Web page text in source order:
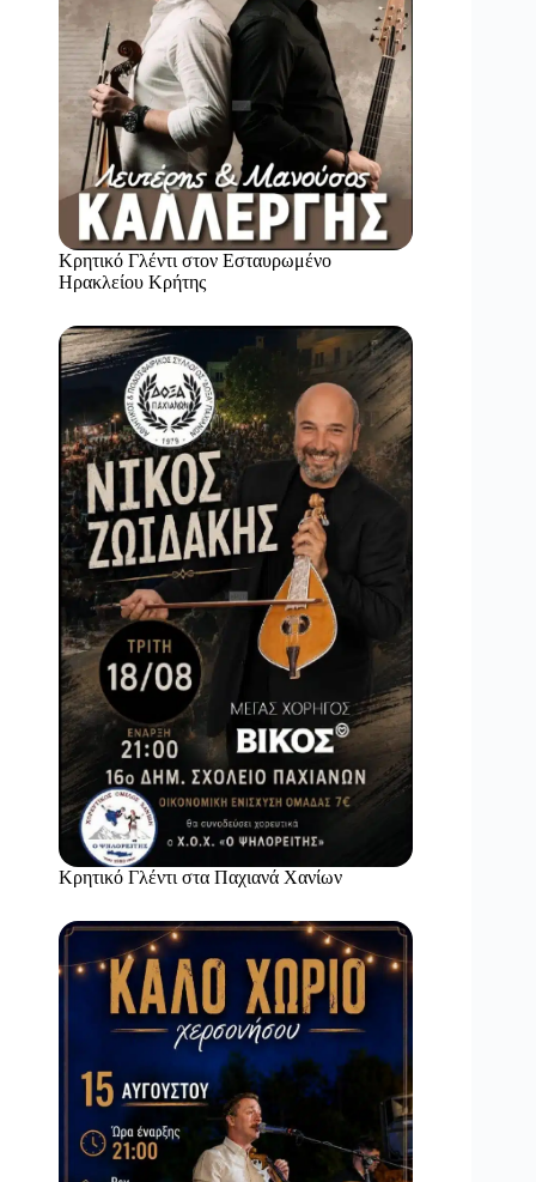
Κρητικό Γλέντι στον Εσταυρωμένο
Ηρακλείου Κρήτης
Κρητικό Γλέντι στα Παχιανά Χανίων